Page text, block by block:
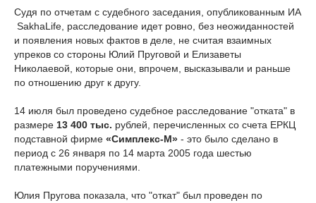
Судя по отчетам с судебного заседания, опубликованным ИА
SakhaLife, расследование идет ровно, без неожиданностей
и появления новых фактов в деле, не считая взаимных
упреков со стороны Юлий Пруговой и Елизаветы
Николаевой, которые они, впрочем, высказывали и раньше
по отношению друг к другу.
14 июля был проведено судебное расследование "отката" в
размере 13 400 тыс. рублей, перечисленных со счета ЕРКЦ
подставной фирме «Симплекс-М» - это было сделано в
период с 26 января по 14 марта 2005 года шестью
платежными поручениями.
Юлия Пругова показала, что "откат" был проведен по